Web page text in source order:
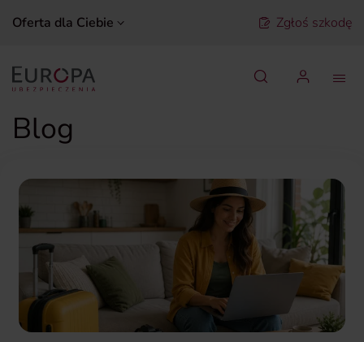
Oferta dla Ciebie Zgłoś szkodę
Blog